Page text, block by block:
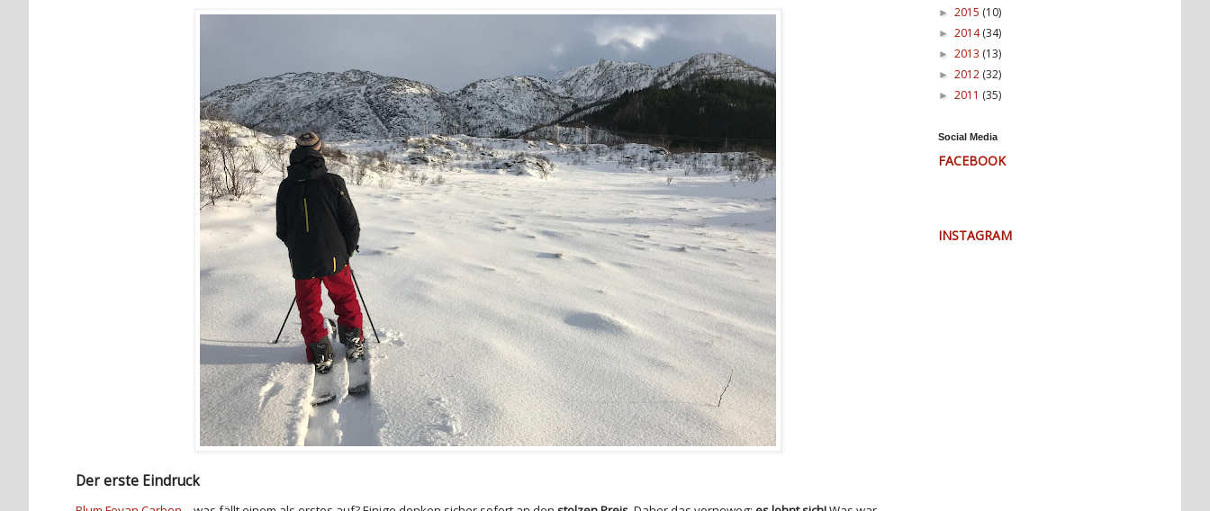
Der erste Eindruck
► 2015 (10)
► 2014(34)
► 2013 (13)
► 2012 (32)
► 2011 (35)
Social Media
FACEBOOK
INSTAGRAM